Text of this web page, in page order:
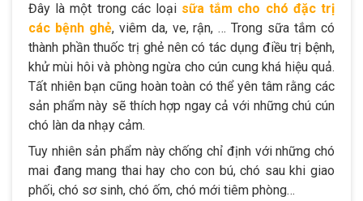
Đây là một trong các loại sữa tắm cho chó đặc trị
các bệnh ghẻ, viêm da, ve, rận, … Trong sữa tắm có
thành phần thuốc trị ghẻ nên có tác dụng điều trị bệnh,
khử mùi hôi và phòng ngừa cho cún cung khá hiệu quả.
Tất nhiên bạn cũng hoàn toàn có thể yên tâm rằng các
sản phẩm này sẽ thích hợp ngay cả với những chú cún
chó làn da nhạy cảm.
Tuy nhiên sản phẩm này chống chỉ định với những chó
mai đang mang thai hay cho con bú, chó sau khi giao
phối, chó sơ sinh, chó ốm, chó mới tiêm phòng…